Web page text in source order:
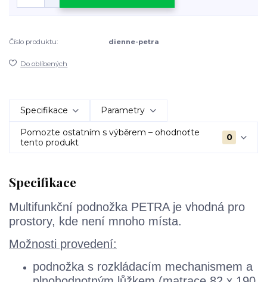
Číslo produktu: dienne-petra
Do oblíbených
Specifikace Parametry
Pomozte ostatním s výběrem – ohodnoťte
tento produkt
0
Specifikace
Multifunkční podnožka PETRA je vhodná pro
prostory, kde není mnoho místa.
Možnosti provedení:
podnožka s rozkládacím mechanismem a